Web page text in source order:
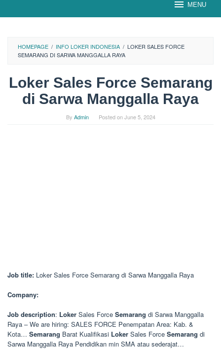
MENU
HOMEPAGE / INFO LOKER INDONESIA / LOKER SALES FORCE
SEMARANG DI SARWA MANGGALLA RAYA
Loker Sales Force Semarang
di Sarwa Manggalla Raya
By Admin Posted onJune 5, 2024
Job title: Loker Sales Force Semarang di Sarwa Manggalla Raya
Company:
Job description: Loker Sales Force Semarang di Sarwa Manggalla
Raya – We are hiring: SALES FORCE Penempatan Area: Kab. &
Kota… Semarang Barat Kualifikasi Loker Sales Force Semarang di
Sarwa Manggalla Raya Pendidikan min SMA atau sederajat…